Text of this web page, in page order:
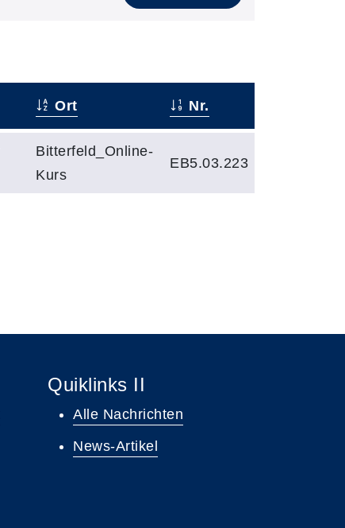
Ort Nr.
Bitterfeld_Online-
Kurs
EB5.03.223
Quiklinks II
Alle Nachrichten
News-Artikel